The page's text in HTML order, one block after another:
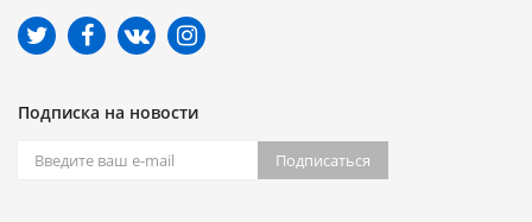
Подписка на новости
Подписаться